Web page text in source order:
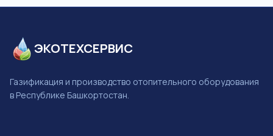
ЭКОТЕХСЕРВИС
Газификация и производство отопительного оборудования
в Республике Башкортостан.